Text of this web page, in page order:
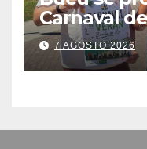
Carnaval
Banda do
7 AGOSTO 2026